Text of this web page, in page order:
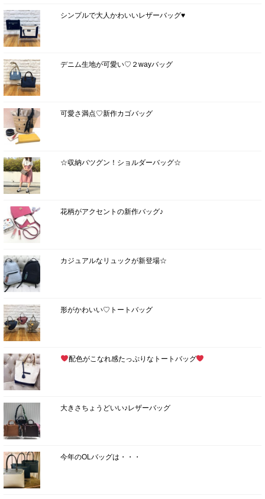
シンプルで大人かわいいレザーバッグ♥
デニム生地が可愛い♡２wayバッグ
可愛さ満点♡新作カゴバッグ
☆収納バツグン！ショルダーバッグ☆
花柄がアクセントの新作バッグ♪
カジュアルなリュックが新登場☆
形がかわいい♡トートバッグ
配色がこなれ感たっぷりなトートバッグ
大きさちょうどいい♪レザーバッグ
今年のOLバッグは・・・